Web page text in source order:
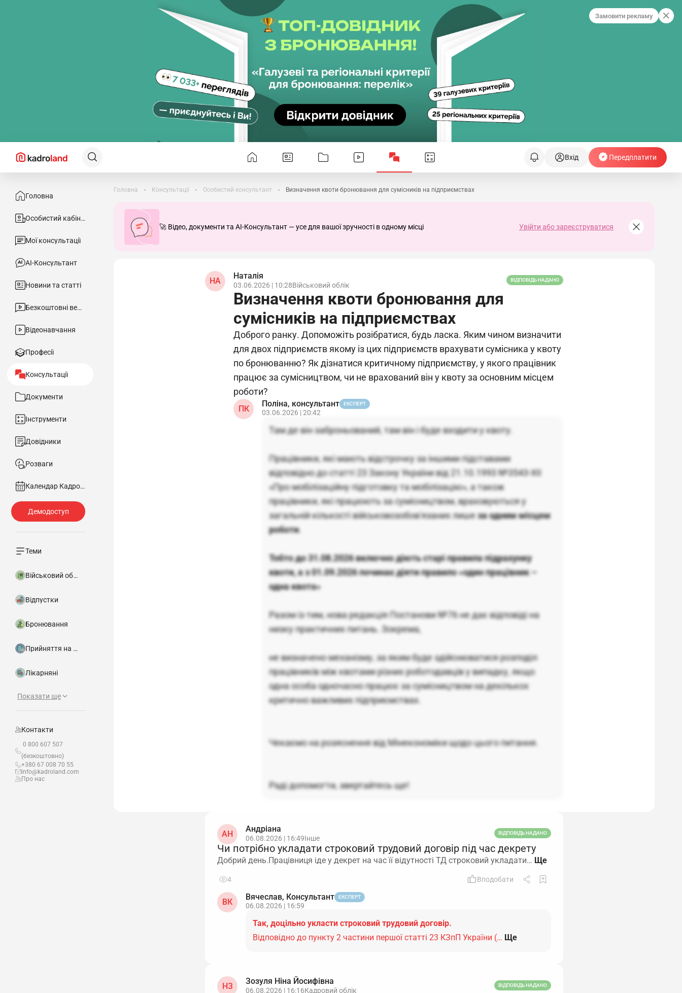
Замовити рекламу
Вхід Передплатити
Головна
Особистий кабінет
Мої консультації
АІ-Консультант
Новини та статті
Безкоштовні вебінари
Відеонавчання
Професії
Консультації
Документи
Інструменти
Довідники
Розваги
Календар Кадровика
Теми
Військовий облік
Відпустки
Бронювання
Прийняття на роботу
Лікарняні
Показати ще
Контакти
0 800 607 507
(безкоштовно)
+380 67 008 70 55
info@kadroland.com
Про нас
Головна Консультації Особистий консультант Визначення квоти бронювання для сумісників на підприємствах
🚀 Відео, документи та AI-Консультант — усе для вашої зручності в одному місці Увійти або зареєструватися
НА
Наталія
03.06.2026 | 10:28Військовий облік
ВІДПОВІДЬ НАДАНО
Визначення квоти бронювання для
сумісників на підприємствах
Доброго ранку. Допоможіть розібратися, будь ласка. Яким чином визначити
для двох підприємств якому із цих підприємств врахувати сумісника у квоту
по бронюванню? Як дізнатися критичному підприємству, у якого працівник
працює за сумісництвом, чи не врахований він у квоту за основним місцем
роботи?
ПК
Поліна, консультант ЕКСПЕРТ
03.06.2026 | 20:42
Там де він заброньований, там він і буде входити у квоту.
Працівники, які мають відстрочку за іншими підставами
відповідно до статті 23 Закону України від 21.10.1993 №3543-XII
«Про мобілізаційну підготовку та мобілізацію», а також
працівники, які працюють за сумісництвом, враховуються у
загальній кількості військовозобов'язаних лишеза одним місцем
роботи.
Тобто до 31.08.2026 включно діють старі правила підрахунку
квоти, а з 01.09.2026 починає діяти правило «один працівник –
одна квота»
Разом із тим, нова редакція Постанови №76 не дає відповіді на
низку практичних питань. Зокрема,
не визначено механізму, за яким буде здійснюватися розподіл
працівників між квотами різних роботодавців у випадку, якщо
одна особа одночасно працює за сумісництвом на декількох
критично важливих підприємствах.
Чекаємо на розяснення від Мінекономіки щодо цього питання.
Раді допомогти, звертайтесь ще!
АН
Андріана
06.08.2026 | 16:49Інше
ВІДПОВІДЬ НАДАНО
Чи потрібно укладати строковий трудовий договір під час декрету
Добрий день.Працівниця іде у декрет на час її відутності ТД строковий укладати…
4 Вподобати
ВК
Вячеслав, Консультант ЕКСПЕРТ
06.08.2026 | 16:59
Так, доцільно укласти строковий трудовий договір.
Відповідно до пункту 2 частини першої статті 23 КЗпП України (… Ще
НЗ
Зозуля Ніна Йосифівна
06.08.2026 | 16:16Кадровий облік
ВІДПОВІДЬ НАДАНО